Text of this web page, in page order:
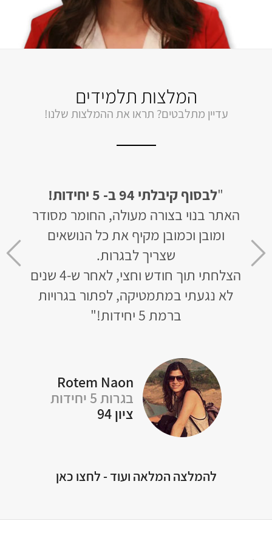
המלצות תלמידים
עדיין מתלבטים? תראו את ההמלצות שלנו!
"לבסוף קיבלתי 94 ב- 5 יחידות!
האתר בנוי בצורה מעולה, החומר מסודר
ומובן וכמובן מקיף את כל הנושאים
שצריך לבגרות.
הצלחתי תוך חודש וחצי, לאחר ש-4 שנים
לא נגעתי במתמטיקה, לפתור בגרויות
ברמת 5 יחידות!"
Rotem Naon
בגרות 5 יחידות
ציון 94
להמלצה המלאה ועוד - לחצו כאן